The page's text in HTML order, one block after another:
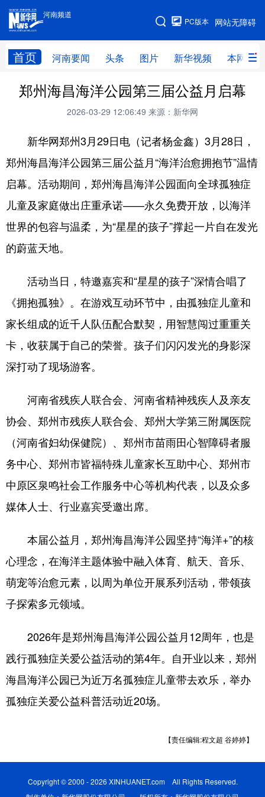
河南频道
网站无障碍
PC版本
首页 河南要闻 头条 图片 新华视频 本网原创
河南频道
网站地图
频道首页 河南要闻 头条
本网原创
直播 新华社记者看河南 领导活动报道集
廉政 人事 新华视频
专题 网群推广 地方动态
乡村振兴 工业能源 科教兴省
地方频道
山西
山东 河南 湖北
湖南 广东 广西
海南 重庆 四川
贵州 云南
陕西 甘肃 青海
宁夏 新疆 内蒙古
黑龙江
多语种频道
English Español Français
عربى Русский язык
日本語 한국어
郑州海昌海洋公园第三届公益月启幕
2026-03-29 12:06:49 来源：新华网
新华网郑州3月29日电（记者杨金鑫）3月28日，
郑州海昌海洋公园第三届公益月“海洋治愈拥抱节”温情
启幕。活动期间，郑州海昌海洋公园面向全球孤独症
儿童及家庭做出庄重承诺——永久免费开放，以海洋
世界的包容与温柔，为“星星的孩子”撑起一片自在发光
的蔚蓝天地。
活动当日，特邀嘉宾和“星星的孩子”深情合唱了
《拥抱孤独》。在游戏互动环节中，由孤独症儿童和
家长组成的近千人队伍配合默契，用智慧闯过重重关
卡，收获属于自己的荣誉。孩子们闪闪发光的身影深
深打动了现场游客。
河南省残疾人联合会、河南省精神残疾人及亲友
协会、郑州市残疾人联合会、郑州大学第三附属医院
（河南省妇幼保健院）、郑州市苗雨田心智障碍者服
务中心、郑州市皆福特殊儿童家长互助中心、郑州市
中原区泉鸣社会工作服务中心等机构代表，以及众多
媒体人士、行业嘉宾受邀出席。
本届公益月，郑州海昌海洋公园坚持“海洋+”的核
心理念，在海洋主题体验中融入体育、航天、音乐、
萌宠等治愈元素，以周为单位开展系列活动，带领孩
子探索多元领域。
2026年是郑州海昌海洋公园公益月12周年，也是
践行孤独症关爱公益活动的第4年。自开业以来，郑州
海昌海洋公园已为近万名孤独症儿童带去欢乐，举办
孤独症关爱公益科普活动近20场。
【责任编辑:程文超 谷婷婷】
Copyright © 2000 - 2026 XINHUANET.com All Rights Reserved.